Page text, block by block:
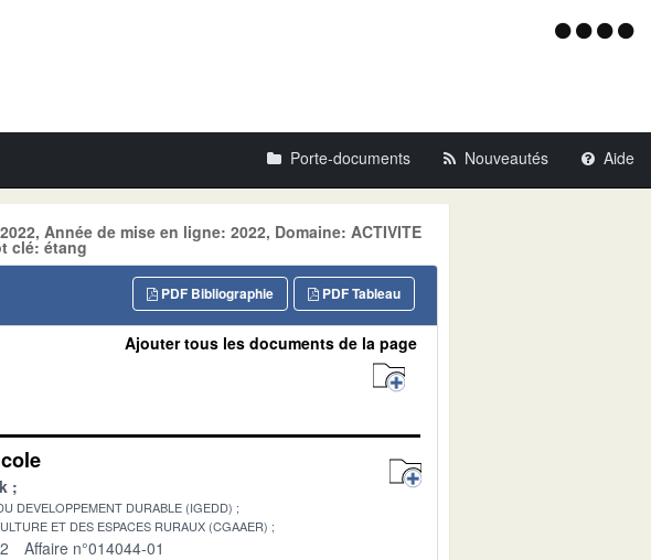
Menu
Porte-documents Nouveautés Aide
Année de mise en ligne: 2022, Domaine: ACTIVITE
clé: étang
PDF Tableau
PDF Bibliographie
Ajouter tous les documents de la page
DEVELOPPEMENT DURABLE (IGEDD)
ET DES ESPACES RURAUX (CGAAER)
Affaire n°014044-01